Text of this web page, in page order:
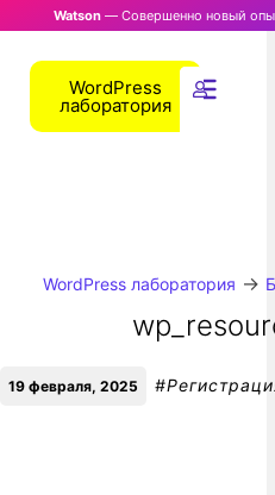
Watson— Совершенно новый
WordPress
лаборатория
WordPress лаборатория →
19 февраля, 2025 #